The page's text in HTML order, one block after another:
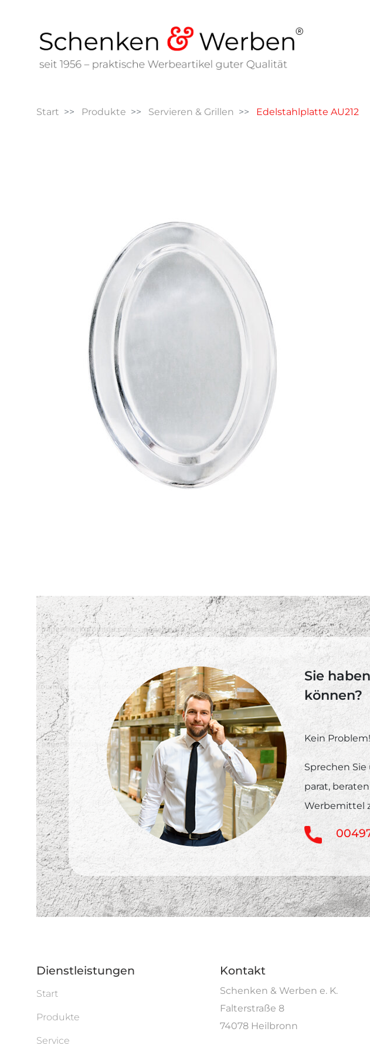
Start Produkte Servieren & Grillen Edelstahlplatte AU212
Sie
können?
Kein
Sprechen
parat,
Werbemittel
Dienstleistungen
Start
Produkte
Service
Kontakt
Schenken & Werben e. K.
Falterstraße 8
74078 Heilbronn